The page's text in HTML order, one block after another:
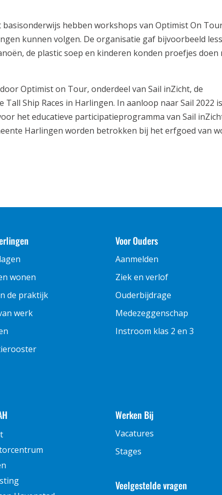
hebben workshops van Optimist On
kunnen volgen. De organisatie gaf bijvoorbeeld
de plastic soep en kinderen konden proefjes doen
Optimist on Tour, onderdeel van Sail inZicht, de
Ship Races in Harlingen. In aanloop naar Sail 2022
het educatieve participatieprogramma van Sail
Harlingen worden betrokken bij het erfgoed van
wonen
de praktijk
werk
Voor Ouders
Aanmelden
Ziek en verlof
Ouderbijdrage
Medezeggenschap
Instroom klas 2 en 3
Werken Bij
Vacatures
Stages
Veelgestelde vragen